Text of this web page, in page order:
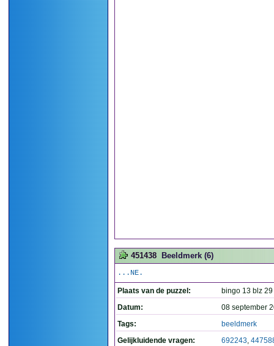
451438 Beeldmerk (6)
...NE.
Plaats van de puzzel:
bingo 13 blz 29
Datum:
08 september
Tags:
beeldmerk
Gelijkluidende vragen:
692243,